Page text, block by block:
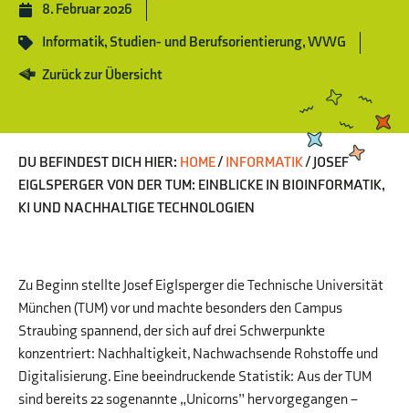
8. Februar 2026
Informatik, Studien- und Berufsorientierung,WWG
Zurück zur Übersicht
DU BEFINDEST DICH HIER: HOME/ INFORMATIK/JOSEF
EIGLSPERGER VON DER TUM: EINBLICKE IN BIOINFORMATIK,
KI UND NACHHALTIGE TECHNOLOGIEN
Zu Beginn stellte Josef Eiglsperger die Technische Universität
München (TUM) vor und machte besonders den Campus
Straubing spannend, der sich auf drei Schwerpunkte
konzentriert: Nachhaltigkeit, Nachwachsende Rohstoffe und
Digitalisierung. Eine beeindruckende Statistik: Aus der TUM
sind bereits 22 sogenannte „Unicorns” hervorgegangen –